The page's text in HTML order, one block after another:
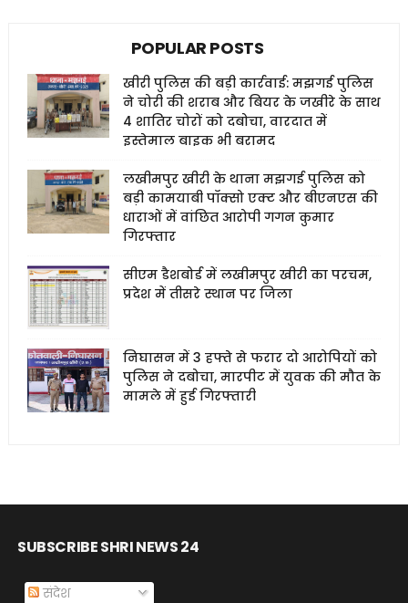
POPULAR POSTS
खीरी पुलिस की बड़ी कार्रवाई: मझगई पुलिस
ने चोरी की शराब और बियर के जखीरे के साथ
4 शातिर चोरों को दबोचा, वारदात में
इस्तेमाल बाइक भी बरामद
लखीमपुर खीरी के थाना मझगई पुलिस को
बड़ी कामयाबी पॉक्सो एक्ट और बीएनएस की
धाराओं में वांछित आरोपी गगन कुमार
गिरफ्तार
सीएम डैशबोर्ड में लखीमपुर खीरी का परचम,
प्रदेश में तीसरे स्थान पर जिला
निघासन में 3 हफ्ते से फरार दो आरोपियों को
पुलिस ने दबोचा, मारपीट में युवक की मौत के
मामले में हुई गिरफ्तारी
SUBSCRIBE SHRI NEWS 24
संदेश